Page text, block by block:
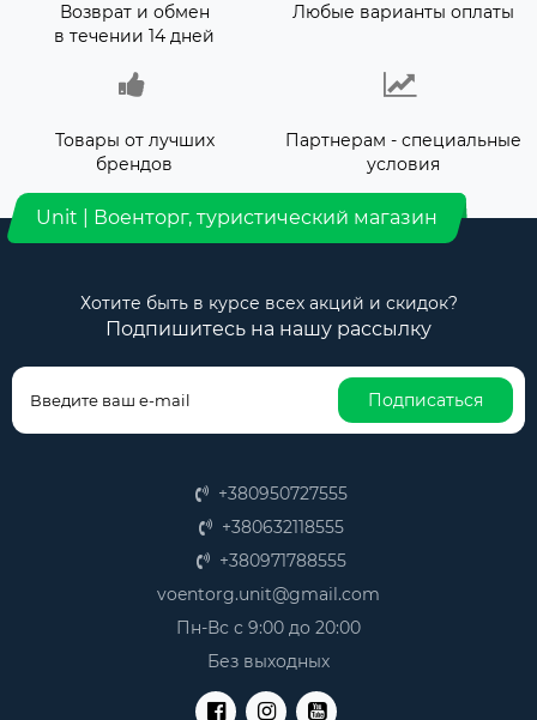
Возврат и обмен
в течении 14 дней
Любые варианты оплаты
Товары от лучших
брендов
Партнерам - специальные
условия
Unit | Военторг, туристический магазин
Хотите быть в курсе всех акций и скидок?
Подпишитесь на нашу рассылку
Подписаться
+380950727555
+380632118555
+380971788555
voentorg.unit@gmail.com
Пн-Вс с 9:00 до 20:00
Без выходных